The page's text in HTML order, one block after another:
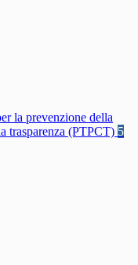
la prevenzione della
trasparenza (PTPCT) 5